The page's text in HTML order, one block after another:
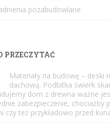
pozabudowlane
PRZECZYTAĆ
Materiały na budowę – deski
dachową. Podbitka świerk
dom z drewna ważne
zabezpieczenie, chociażby
czy też przykładowo przed